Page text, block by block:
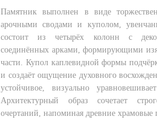
Памятник выполнен в виде
арочными сводами и куполом,
состоит из четырёх колонн с
соединённых арками, формирующими
части. Купол каплевидной формы
и создаёт ощущение духовного
устойчивое, визуально
Архитектурный образ сочетает
очертаний, напоминая древние храмовые